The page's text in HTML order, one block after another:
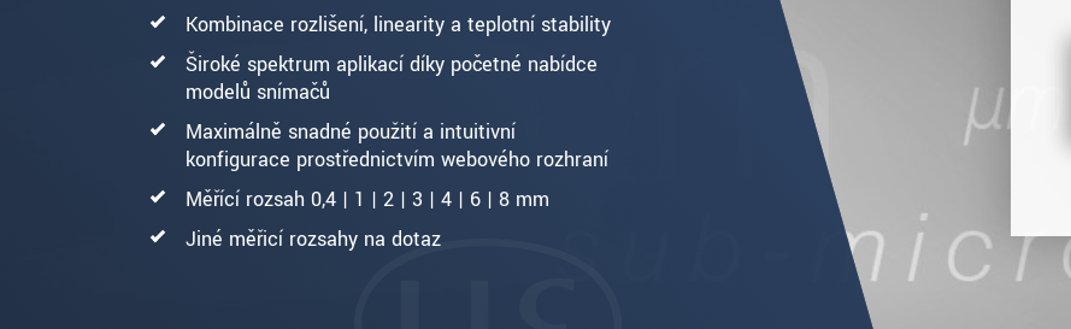
Kombinace rozlišení, linearity a teplotní stability
Široké spektrum aplikací díky početné nabídce
modelů snímačů
Maximálně snadné použití a intuitivní
konfigurace prostřednictvím webového rozhraní
Měřící rozsah 0,4 | 1 | 2 | 3 | 4 | 6 | 8 mm
Jiné měřicí rozsahy na dotaz